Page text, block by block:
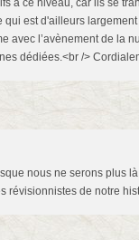
est d'ailleurs
avec l’avènement de la
dédiées.<br />
nous ne serons plus
révisionnistes de notre